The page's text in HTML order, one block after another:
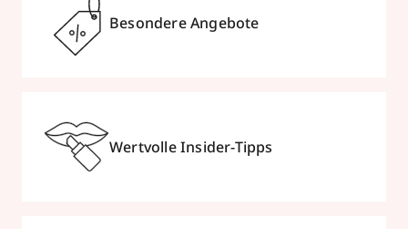
Besondere Angebote
Wertvolle Insider-Tipps